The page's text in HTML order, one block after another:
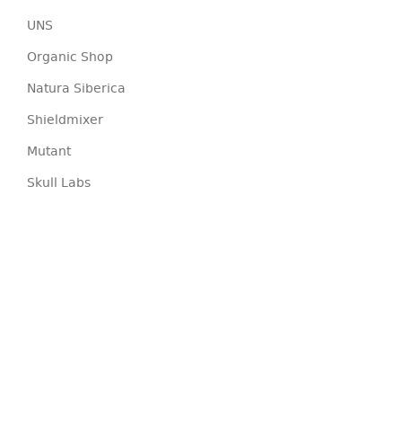
UNS
Organic Shop
Natura Siberica
Shieldmixer
Mutant
Skull Labs